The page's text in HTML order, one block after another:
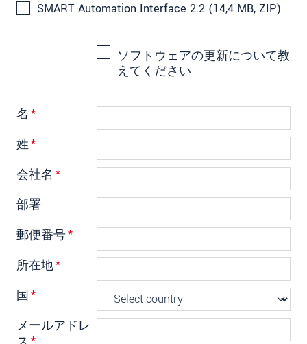
SMART Automation Interface 2.2 (14,4 MB, ZIP)
ソフトウェアの更新について教
えてください
名 *
姓*
会社名 *
部署
郵便番号*
所在地*
国 *
メールアドレ